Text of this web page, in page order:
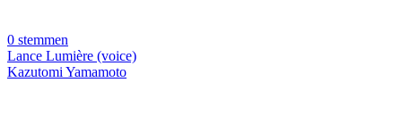
0 stemmen
Lance Lumière (voice)
Kazutomi Yamamoto